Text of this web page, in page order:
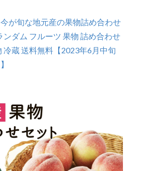
今が旬な地元産の果物詰め合わせ
ンダム フルーツ 果物 詰め合わせ
冷蔵 送料無料【2023年6月中旬